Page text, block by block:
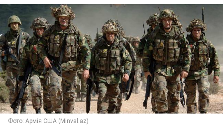
Фото: Армія США (Minval.az)